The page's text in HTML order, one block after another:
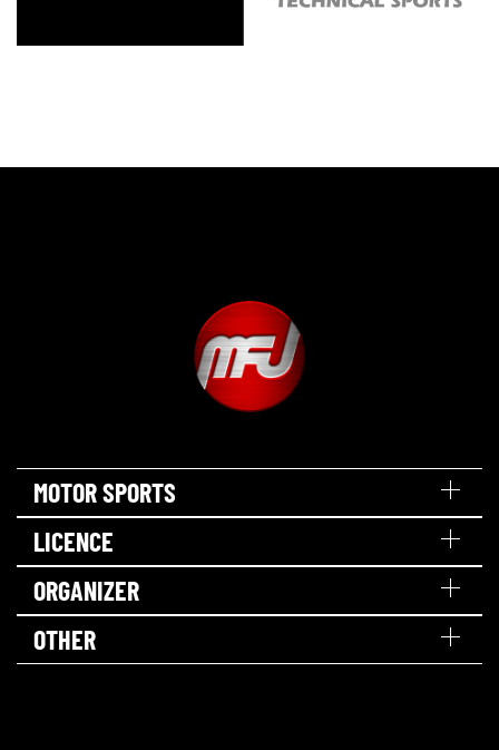
MOTOR SPORTS
LICENCE
ORGANIZER
OTHER